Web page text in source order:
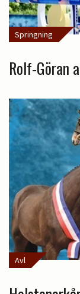
Springning
Rolf-Göran
Avl